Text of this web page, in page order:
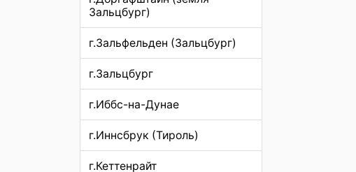
Зальцбург)
г.Зальфельден (Зальцбург)
г.Зальцбург
г.Иббс-на-Дунае
г.Иннсбрук (Тироль)
г.Кеттенрайт